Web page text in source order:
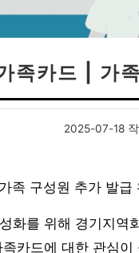
족카드 | 가
2025-07-18
족 구성원 추가 발
화를 위해 경기지
카드에 대한 관심이